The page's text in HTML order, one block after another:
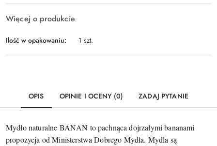
Więcej o produkcie
Ilość w opakowaniu: 1 szt.
OPIS OPINIE I OCENY (0) ZADAJ PYTANIE
Mydło naturalne BANAN to pachnąca dojrzałymi bananami
propozycja od Ministerstwa Dobrego Mydła. Mydła są